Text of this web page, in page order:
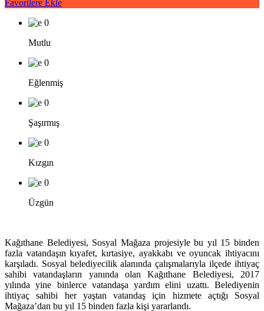
Favorilere Ekle
0
Mutlu
0
Eğlenmiş
0
Şaşırmış
0
Kızgın
0
Üzgün
Kağıthane Belediyesi, Sosyal Mağaza projesiyle bu yıl 15 binden
fazla vatandaşın kıyafet, kırtasiye, ayakkabı ve oyuncak ihtiyacını
karşıladı. Sosyal belediyecilik alanında çalışmalarıyla ilçede ihtiyaç
sahibi vatandaşların yanında olan Kağıthane Belediyesi, 2017
yılında yine binlerce vatandaşa yardım elini uzattı. Belediyenin
ihtiyaç sahibi her yaştan vatandaş için hizmete açtığı Sosyal
Mağaza’dan bu yıl 15 binden fazla kişi yararlandı.